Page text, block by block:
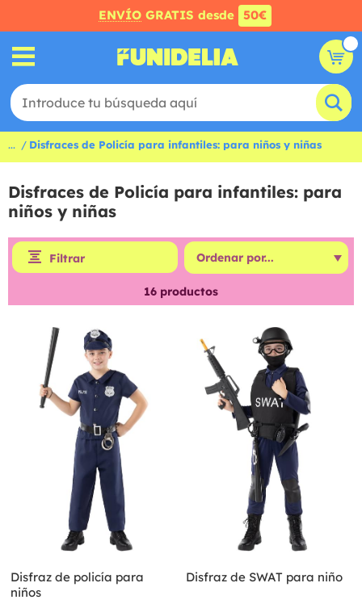
ENVÍO GRATIS desde 50€
... Disfraces de Policía para infantiles: para niños y niñas
Disfraces de Policía para infantiles: para
niños y niñas
Filtrar
16 productos
Disfraz de policía para
niños
Disfraz de SWAT para niño